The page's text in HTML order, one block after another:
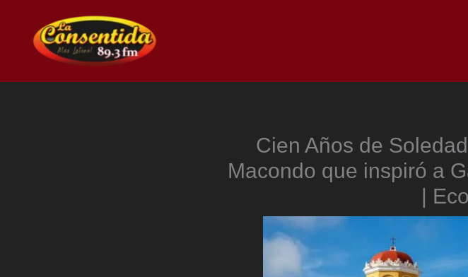
contenido
Cien Años de
Macondo que inspiró a
|